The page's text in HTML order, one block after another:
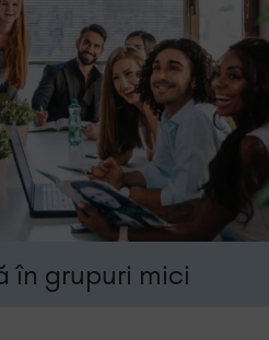
în grupuri mici